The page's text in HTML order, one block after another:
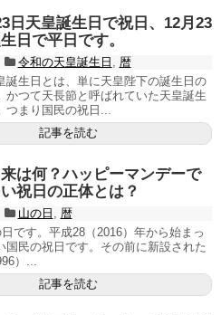
日天皇誕生日で祝日、12月23
日で平日です。
令和の天皇誕生日
暦
誕生日とは、単に天皇陛下の誕生日の
かつて天長節と呼ばれていた天皇誕生
つまり国民の祝日...
記事を読む
は何？ハッピーマンデーで
祝日の正体とは？
山の日
暦
です。平成28（2016）年から始まっ
国民の祝日です。その前に新設された
）...
記事を読む